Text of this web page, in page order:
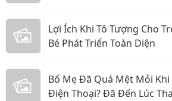
Lợi Ích Khi Tô Tượng Cho
Bé Phát Triển Toàn Diện
Bố Mẹ Đã Quá Mệt Mỏi
Điện Thoại? Đã Đến Lúc